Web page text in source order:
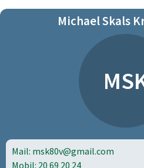
Michael Skals
Mail: msk80v@gmail.com
Mobil: 20 69 20 24